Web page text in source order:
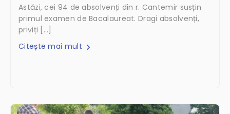
Astăzi, cei 94 de absolvenți din r. Cantemir susțin
primul examen de Bacalaureat. Dragi absolvenți,
priviți […]
Citește mai mult